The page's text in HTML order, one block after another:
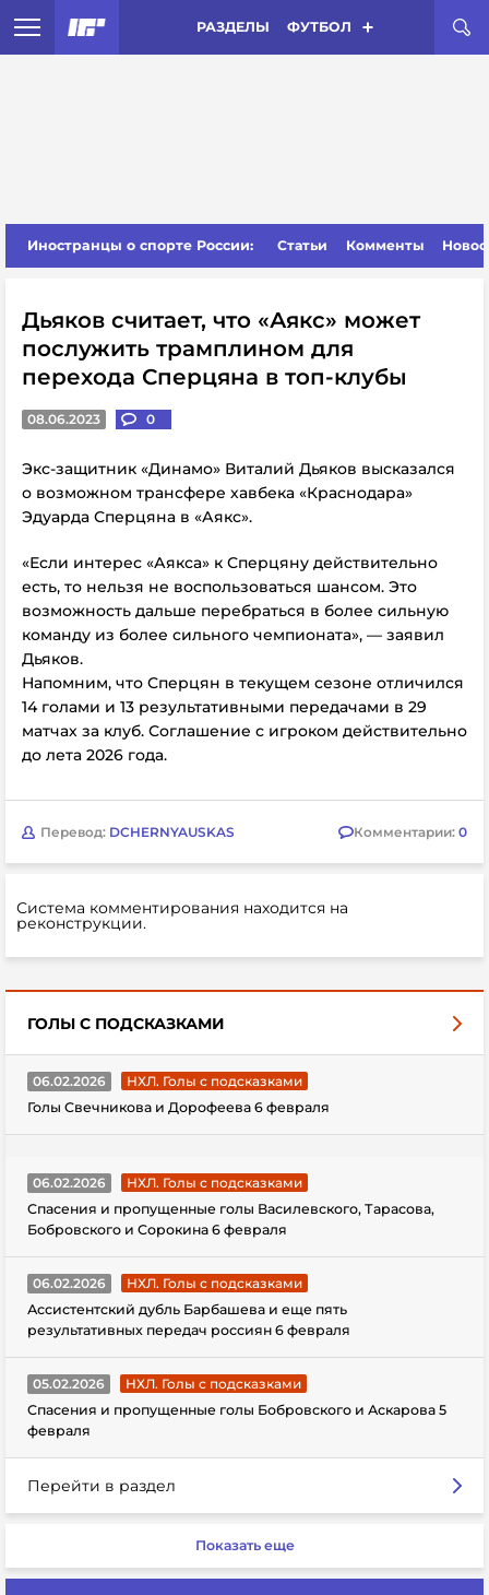
РАЗДЕЛЫ ФУТБОЛ
Иностранцы о спорте России: Статьи Комменты
Дьяков считает, что «Аякс» может
послужить трамплином для
перехода Сперцяна в топ-клубы
08.06.2023 0
Экс-защитник «Динамо» Виталий Дьяков высказался
о возможном трансфере хавбека «Краснодара»
Эдуарда Сперцяна в «Аякс».
«Если интерес «Аякса» к Сперцяну действительно
есть, то нельзя не воспользоваться шансом. Это
возможность дальше перебраться в более сильную
команду из более сильного чемпионата», — заявил
Дьяков.
Напомним, что Сперцян в текущем сезоне отличился
14 голами и 13 результативными передачами в 29
матчах за клуб. Соглашение с игроком действительно
до лета 2026 года.
Перевод: DCHERNYAUSKAS Комментарии: 0
Система комментирования находится на
реконструкции.
ГОЛЫ С ПОДСКАЗКАМИ
06.02.2026
НХЛ. Голы с подсказками
Голы Свечникова и Дорофеева 6 февраля
06.02.2026
НХЛ. Голы с подсказками
Спасения и пропущенные голы Василевского, Тарасова,
Бобровского и Сорокина 6 февраля
06.02.2026
НХЛ. Голы с подсказками
Ассистентский дубль Барбашева и еще пять
результативных передач россиян 6 февраля
05.02.2026
НХЛ. Голы с подсказками
Спасения и пропущенные голы Бобровского и Аскарова 5
февраля
Перейти в раздел
Показать еще